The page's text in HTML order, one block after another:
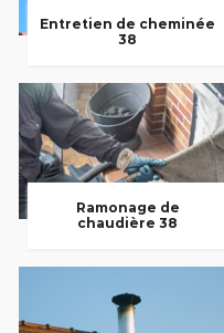
Entretien de cheminée
38
Ramonage de
chaudière 38